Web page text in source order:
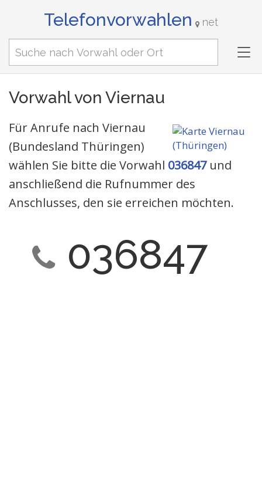
Telefonvorwahlen net
Vorwahl von Viernau
Für Anrufe nach Viernau
(Bundesland Thüringen)
wählen Sie bitte die Vorwahl 036847und
anschließend die Rufnummer des
Anschlusses, den sie erreichen möchten.
036847